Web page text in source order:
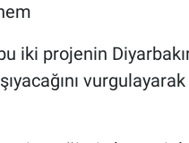
iki projenin